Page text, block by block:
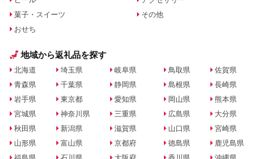
菓子・スイーツ
おせち
その他
地域から返礼品を探す
北海道
青森県
岩手県
宮城県
秋田県
山形県
埼玉県
千葉県
東京都
神奈川県
新潟県
富山県
岐阜県
静岡県
愛知県
三重県
滋賀県
京都府
鳥取県
島根県
岡山県
広島県
山口県
徳島県
佐賀県
長崎県
熊本県
大分県
宮崎県
鹿児島県